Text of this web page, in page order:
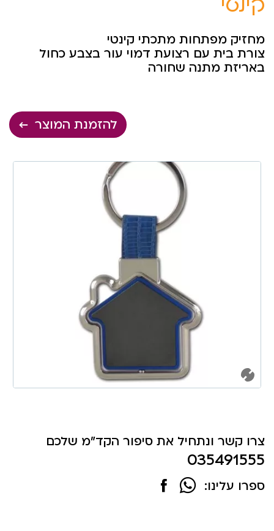
מחזיק מפתחות מתכתי קינטי
צורת בית עם רצועת דמוי עור בצבע כחול
באריזת מתנה שחורה
להזמנת המוצר
צרו קשר ונתחיל את סיפור הקד"מ שלכם
035491555
ספרו עלינו: